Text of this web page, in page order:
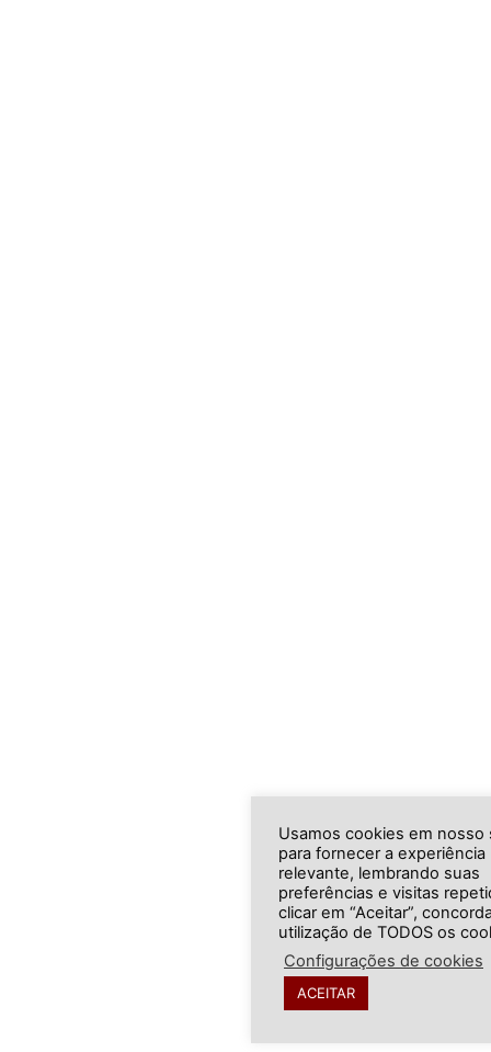
Usamos cookies em nosso
para fornecer a experiência
relevante, lembrando suas
preferências e visitas
clicar em “Aceitar”,
utilização de TODOS os
Configurações de cookies
ACEITAR